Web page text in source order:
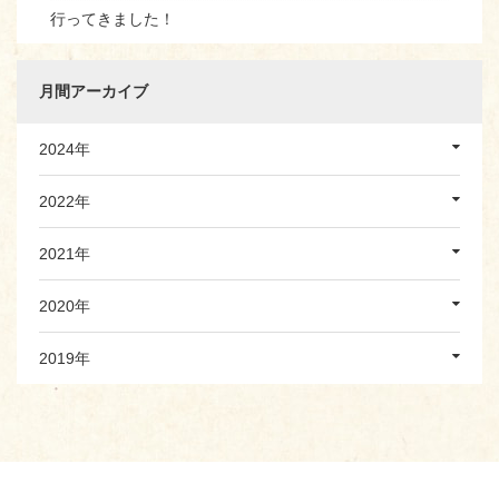
行ってきました！
月間アーカイブ
2024年
2022年
2021年
2020年
2019年